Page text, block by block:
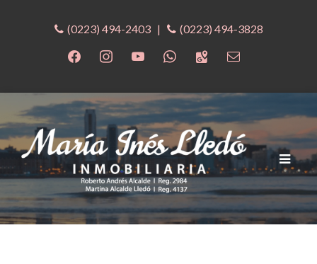
(0223) 494-2403| (0223) 494-3828